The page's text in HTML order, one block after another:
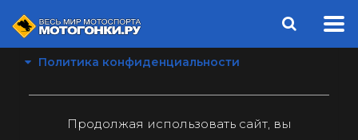
Политика конфиденциальности
Продолжая использовать сайт, вы